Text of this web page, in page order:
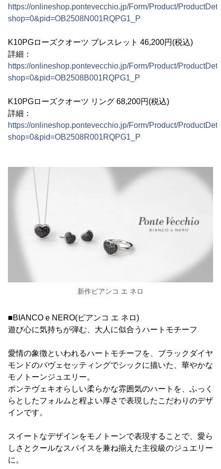
https://onlineshop.pontevecchio.jp/Form/Product/
shop=0&pid=OB2508N001RQPG1_P
K10PGローズクオーツ ブレスレット 46,200円(税込)
詳細：
https://onlineshop.pontevecchio.jp/Form/Product/
shop=0&pid=OB2508B001RQPG1_P
K10PGローズクオーツ リング 68,200円(税込)
詳細：
https://onlineshop.pontevecchio.jp/Form/Product/
shop=0&pid=OB2508R001RQPG1_P
新作ビアンコ エ ネロ
■BIANCO e NERO(ビアンコ エ ネロ)
遊び心に気持ちが弾む、大人に似合うハートモチーフ
愛情の象徴といわれるハートモチーフを、ブラックダイヤ
モンドのパヴェセッティングでシックに描いた、華やかな
モノトーンジュエリー。
ポンテヴェキオらしい柔らかな雰囲気のハートを、ふっく
らとしたフォルムと程よい厚さで表現したこだわりのデザ
インです。
スイートなデザインをモノトーンで表現することで、愛ら
しさとクールなスパイスを兼ね揃えた主役級のジュエリー
に。